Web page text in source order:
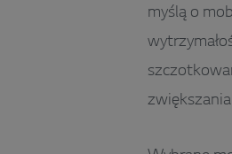
myślą o